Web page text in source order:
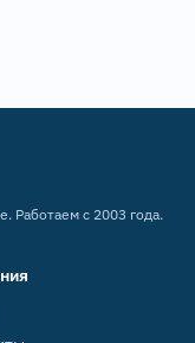
Работаем с 2003 года.